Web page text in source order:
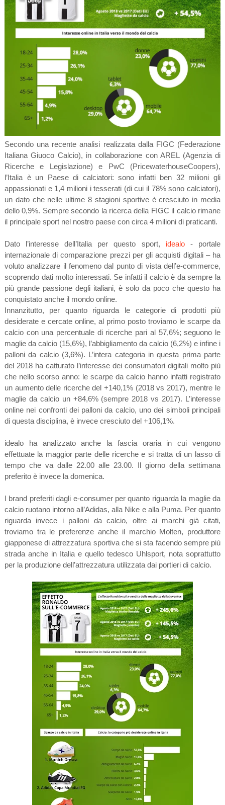
Secondo una recente analisi realizzata dalla FIGC (Federazione
Italiana Giuoco Calcio), in collaborazione con AREL (Agenzia di
Ricerche e Legislazione) e PwC (PricewaterhouseCoopers),
l’Italia è un Paese di calciatori: sono infatti ben 32 milioni gli
appassionati e 1,4 milioni i tesserati (di cui il 78% sono calciatori),
un dato che nelle ultime 8 stagioni sportive è cresciuto in media
dello 0,9%. Sempre secondo la ricerca della FIGC il calcio rimane
il principale sport nel nostro paese con circa 4 milioni di praticanti.
Dato l’interesse dell’Italia per questo sport, idealo- portale
internazionale di comparazione prezzi per gli acquisti digitali – ha
voluto analizzare il fenomeno dal punto di vista dell’e-commerce,
scoprendo dati molto interessati. Se infatti il calcio è da sempre la
più grande passione degli italiani, è solo da poco che questo ha
conquistato anche il mondo online.
Innanzitutto, per quanto riguarda le categorie di prodotti più
desiderate e cercate online, al primo posto troviamo le scarpe da
calcio con una percentuale di ricerche pari al 57,6%; seguono le
maglie da calcio (15,6%), l’abbigliamento da calcio (6,2%) e infine i
palloni da calcio (3,6%). L’intera categoria in questa prima parte
del 2018 ha catturato l’interesse dei consumatori digitali molto più
che nello scorso anno: le scarpe da calcio hanno infatti registrato
un aumento delle ricerche del +140,1% (2018 vs 2017), mentre le
maglie da calcio un +84,6% (sempre 2018 vs 2017). L’interesse
online nei confronti dei palloni da calcio, uno dei simboli principali
di questa disciplina, è invece cresciuto del +106,1%.
idealo ha analizzato anche la fascia oraria in cui vengono
effettuate la maggior parte delle ricerche e si tratta di un lasso di
tempo che va dalle 22.00 alle 23.00. Il giorno della settimana
preferito è invece la domenica.
I brand preferiti dagli e-consumer per quanto riguarda la maglie da
calcio ruotano intorno all’Adidas, alla Nike e alla Puma. Per quanto
riguarda invece i palloni da calcio, oltre ai marchi già citati,
troviamo tra le preferenze anche il marchio Molten, produttore
giapponese di attrezzatura sportiva che si sta facendo sempre più
strada anche in Italia e quello tedesco Uhlsport, nota soprattutto
per la produzione dell’attrezzatura utilizzata dai portieri di calcio.